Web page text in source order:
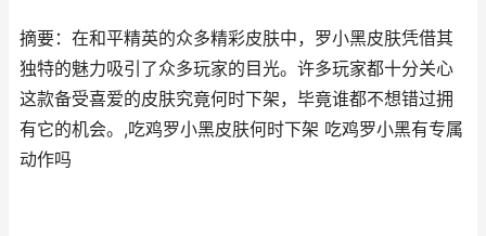
摘要：在和平精英的众多精彩皮肤中，罗小黑皮肤凭借其
独特的魅力吸引了众多玩家的目光。许多玩家都十分关心
这款备受喜爱的皮肤究竟何时下架，毕竟谁都不想错过拥
有它的机会。,吃鸡罗小黑皮肤何时下架 吃鸡罗小黑有专属
动作吗